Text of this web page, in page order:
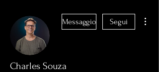
Messaggio Segui
Charles Souza